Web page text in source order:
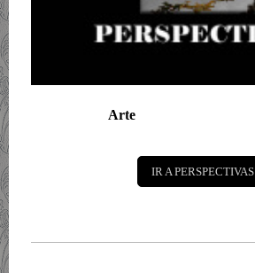
Arte
IR A PERSPECTIVAS